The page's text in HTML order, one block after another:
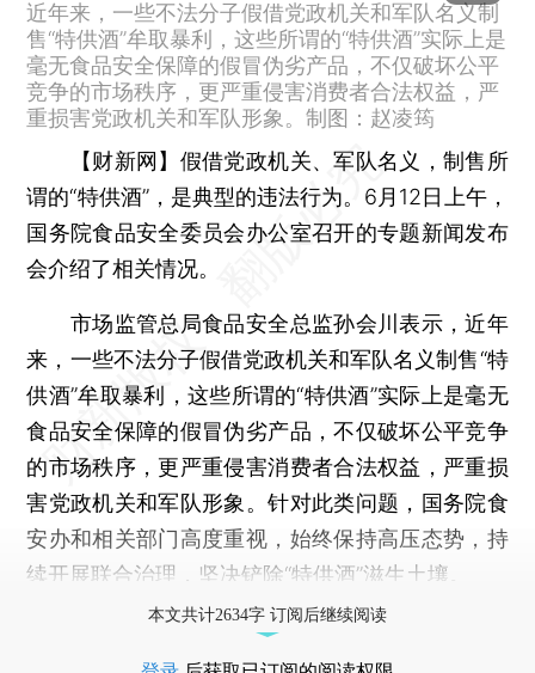
近年来，一些不法分子假借党政机关和军队名义制
售“特供酒”牟取暴利，这些所谓的“特供酒”实际上是
毫无食品安全保障的假冒伪劣产品，不仅破坏公平
竞争的市场秩序，更严重侵害消费者合法权益，严
重损害党政机关和军队形象。制图：赵凌筠
【财新网】 假借党政机关、军队名义，制售所
谓的“特供酒”，是典型的违法行为。6月12日上午，
国务院食品安全委员会办公室召开的专题新闻发布
会介绍了相关情况。
市场监管总局食品安全总监孙会川表示，近年
来，一些不法分子假借党政机关和军队名义制售“特
供酒”牟取暴利，这些所谓的“特供酒”实际上是毫无
食品安全保障的假冒伪劣产品，不仅破坏公平竞争
的市场秩序，更严重侵害消费者合法权益，严重损
害党政机关和军队形象。针对此类问题，国务院食
安办和相关部门高度重视，始终保持高压态势，持
续开展联合治理，坚决铲除“特供酒”滋生土壤。
本文共计2634字 订阅后继续阅读